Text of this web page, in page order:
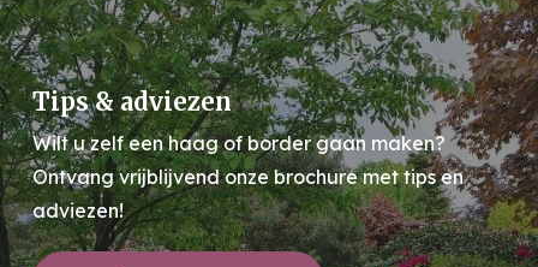
Tips & adviezen
Wilt u zelf een haag of border gaan maken?
Ontvang vrijblijvend onze brochure met tips en
adviezen!